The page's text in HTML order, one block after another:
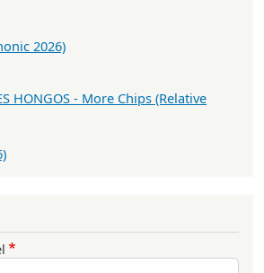
2026)
HONGOS - More Chips (Relative